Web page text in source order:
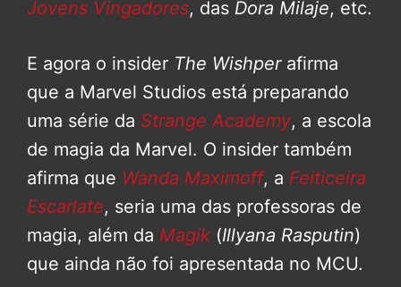
Jovens Vingadores, das Dora Milaje, etc.
E agora o insider The Wishperafirma
que a Marvel Studios está preparando
uma série da Strange Academy, a escola
de magia da Marvel. O insider também
afirma que Wanda Maximoff, a Feiticeira
Escarlate, seria uma das professoras de
magia, além da Magik (Illyana Rasputin)
que ainda não foi apresentada no MCU.